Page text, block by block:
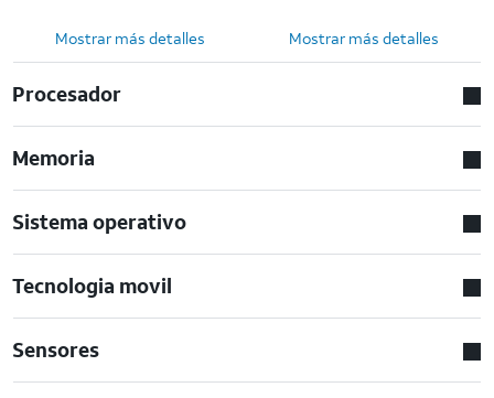
Mostrar más detalles Mostrar más detalles
Procesador
Memoria
Sistema operativo
Tecnologia movil
Sensores